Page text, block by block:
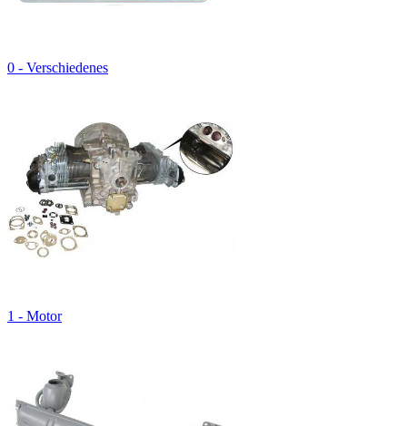
0 - Verschiedenes
1 - Motor